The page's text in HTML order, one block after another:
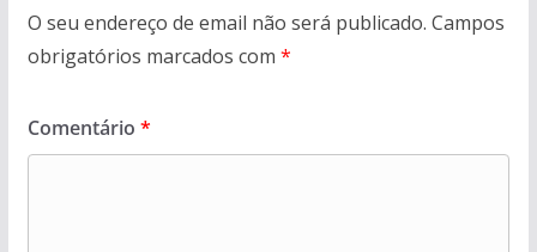
O seu endereço de email não será publicado. Campos
obrigatórios marcados com *
Comentário *